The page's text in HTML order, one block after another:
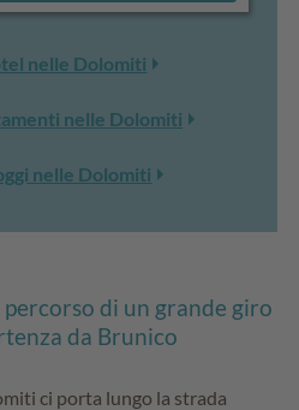
nelle Dolomiti
nelle Dolomiti
nelle Dolomiti
di un grande giro
da Brunico
ci porta lungo la strada